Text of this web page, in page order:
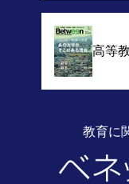
高等
教育に